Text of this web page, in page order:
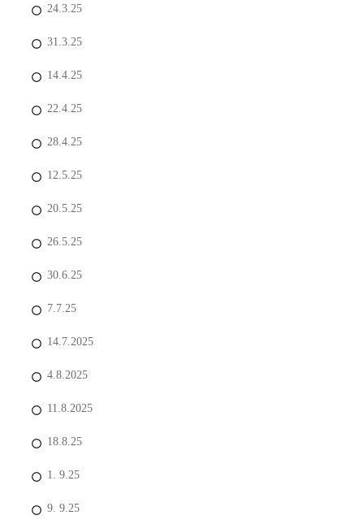
24.3.25
31.3.25
14.4.25
22.4.25
28.4.25
12.5.25
20.5.25
26.5.25
30.6.25
7.7.25
14.7.2025
4.8.2025
11.8.2025
18.8.25
1. 9.25
9. 9.25